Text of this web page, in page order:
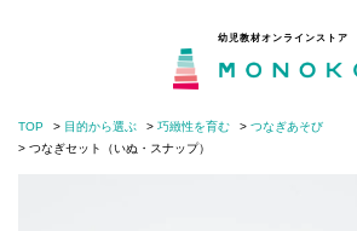
幼児教材オンラインストア
TOP 目的から選ぶ 巧緻性を育む
つなぎあそび
つなぎセット（いぬ・スナップ）
MONOKOとは 閉じる